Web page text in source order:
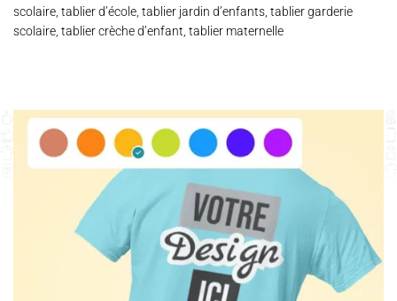
scolaire, tablier d’école, tablier jardin d’enfants, tablier garderie
scolaire, tablier crèche d’enfant, tablier maternelle